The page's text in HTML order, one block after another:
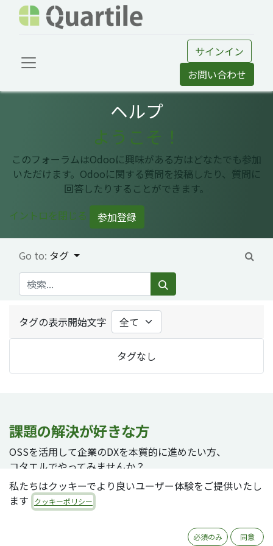
サインイン
お問い合わせ
ヘルプ
ようこそ！
このフォーラムはOdooに興味がある方はどなたでも参加
いただけます。Odooに関する質問を投稿したり、質問に
回答したりすることができます。
イントロを閉じる
参加登録
Go to: タグ
タグの表示開始文字
タグなし
課題の解決が好きな方
OSSを活用して企業のDXを本質的に進めたい方、
コタエルでやってみませんか？
私たちはクッキーでより良いユーザー体験をご提供いたし
ます
クッキーポリシー
必須のみ 同意